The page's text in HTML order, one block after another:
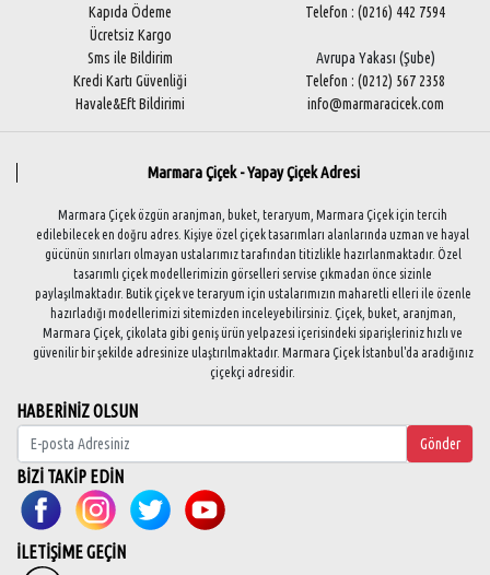
Kapıda Ödeme
Ücretsiz Kargo
Sms ile Bildirim
Kredi Kartı Güvenliği
Havale&Eft Bildirimi
Telefon : (0216) 442 7594
Avrupa Yakası (Şube)
Telefon : (0212) 567 2358
info@marmaracicek.com
Marmara Çiçek - Yapay Çiçek Adresi
Marmara Çiçek özgün aranjman, buket, teraryum, Marmara Çiçek için tercih
edilebilecek en doğru adres. Kişiye özel çiçek tasarımları alanlarında uzman ve hayal
gücünün sınırları olmayan ustalarımız tarafından titizlikle hazırlanmaktadır. Özel
tasarımlı çiçek modellerimizin görselleri servise çıkmadan önce sizinle
paylaşılmaktadır. Butik çiçek ve teraryum için ustalarımızın maharetli elleri ile özenle
hazırladığı modellerimizi sitemizden inceleyebilirsiniz. Çiçek, buket, aranjman,
Marmara Çiçek, çikolata gibi geniş ürün yelpazesi içerisindeki siparişleriniz hızlı ve
güvenilir bir şekilde adresinize ulaştırılmaktadır. Marmara Çiçek İstanbul'da aradığınız
çiçekçi adresidir.
HABERİNİZ OLSUN
Gönder
BİZİ TAKİP EDİN
İLETİŞİME GEÇİN